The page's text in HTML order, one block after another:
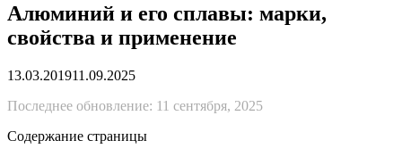
Алюминий и его сплавы: марки,
свойства и применение
13.03.201911.09.2025
Последнее обновление: 11 сентября, 2025
Содержание страницы